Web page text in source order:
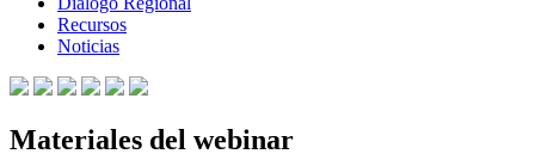
Recursos
Noticias
Materiales del webinar